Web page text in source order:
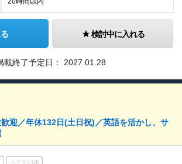
検討中に入れる
載終了予定日： 2027.01.28
歓迎／年休132日(土日祝)／英語を活かし、サ
ベテランOK